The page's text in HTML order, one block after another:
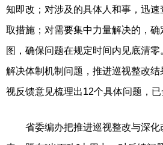
知即改；对涉及的具体人和事，迅
取措施；对需要集中力量解决的，
图，确保问题在规定时间内见底清
解决体制机制问题，推进巡视整改
视反馈意见梳理出12个具体问题，已
省委编办把推进巡视整改与深化